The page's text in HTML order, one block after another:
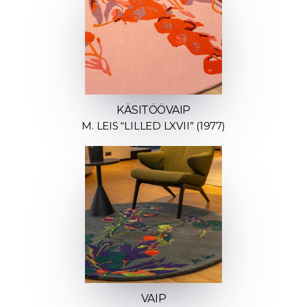
KÄSITÖÖVAIP
M. LEIS “LILLED LXVII” (1977)
VAIP